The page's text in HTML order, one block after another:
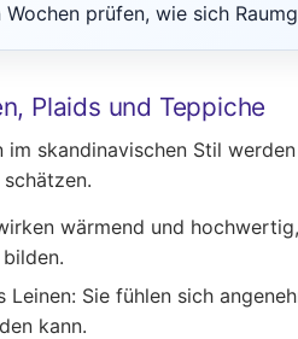
Wochen prüfen, wie sich
Plaids und Teppiche
im skandinavischen Stil
wärmend und
Leinen: Sie fühlen sich
kann.